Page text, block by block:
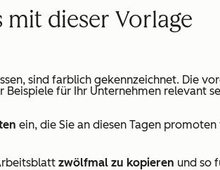
mit dieser Vorlage
sind farblich gekennzeichnet. Die
für Ihr Unternehmen relevant
ein, die Sie an diesen Tagen
zwölfmal zu kopieren und so